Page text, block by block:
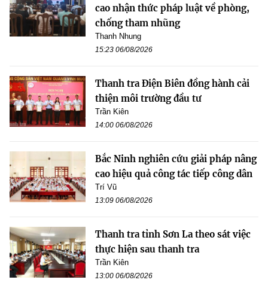
cao nhận thức pháp luật về phòng,
chống tham nhũng
Thanh Nhung
15:23 06/08/2026
Thanh tra Điện Biên đồng hành cải
thiện môi trường đầu tư
Trần Kiên
14:00 06/08/2026
Bắc Ninh nghiên cứu giải pháp nâng
cao hiệu quả công tác tiếp công dân
Trí Vũ
13:09 06/08/2026
Thanh tra tỉnh Sơn La theo sát việc
thực hiện sau thanh tra
Trần Kiên
13:00 06/08/2026